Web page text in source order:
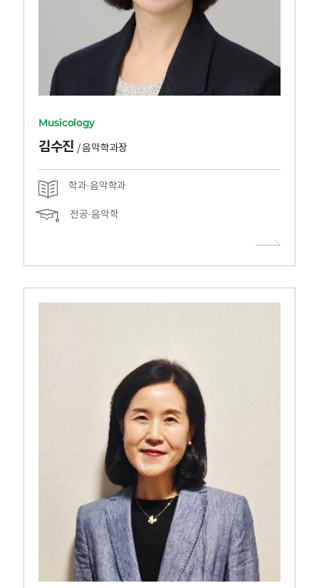
Musicology
김수진 /음악학과장
학과·음악학과
전공·음악학